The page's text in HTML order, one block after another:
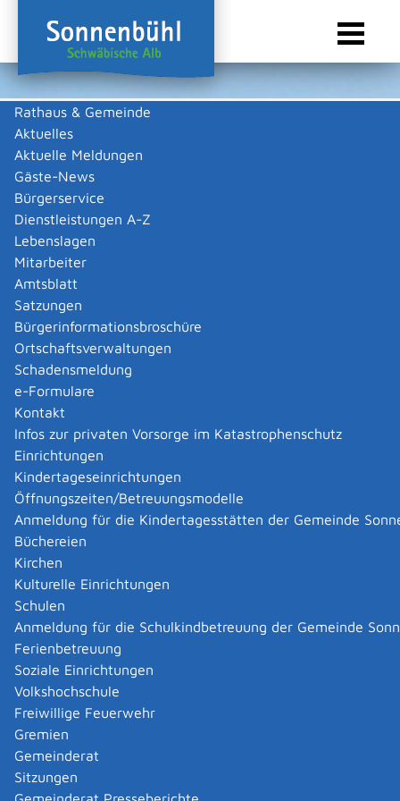
Rathaus & Gemeinde
Aktuelles
Aktuelle Meldungen
Gäste-News
Bürgerservice
Dienstleistungen A-Z
Lebenslagen
Mitarbeiter
Amtsblatt
Satzungen
Bürgerinformationsbroschüre
Ortschaftsverwaltungen
Schadensmeldung
e-Formulare
Kontakt
Infos zur privaten Vorsorge im Katastrophenschutz
Einrichtungen
Kindertageseinrichtungen
Öffnungszeiten/Betreuungsmodelle
Anmeldung für die Kindertagesstätten der Gemeinde
Büchereien
Kirchen
Kulturelle Einrichtungen
Schulen
Anmeldung für die Schulkindbetreuung der Gemeinde
Ferienbetreuung
Soziale Einrichtungen
Volkshochschule
Freiwillige Feuerwehr
Gremien
Gemeinderat
Sitzungen
Sie sind hier:
Gewerbeliste
Karcher Thomas
Beschreibung
Flaschnerei
Thomas Karcher
Zurück
| |